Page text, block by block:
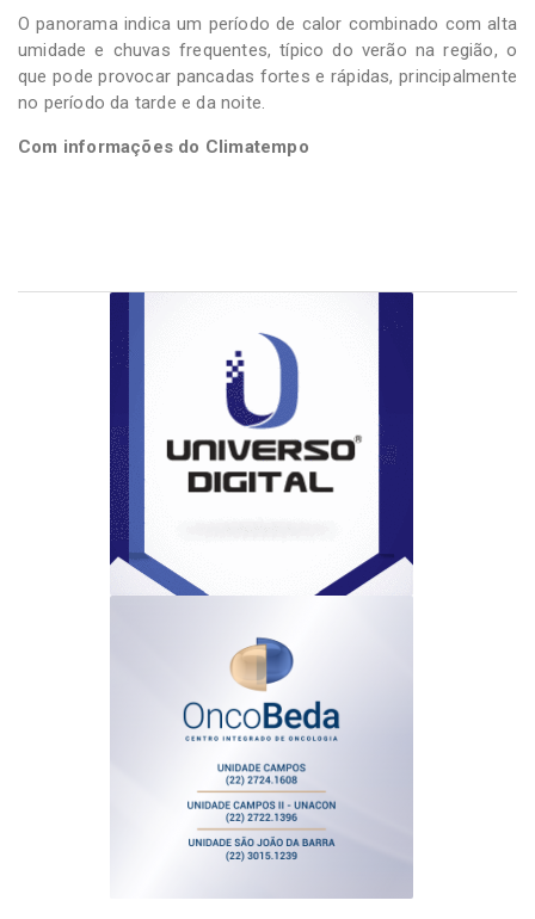
O panorama indica um período de calor combinado com alta
umidade e chuvas frequentes, típico do verão na região, o
que pode provocar pancadas fortes e rápidas, principalmente
no período da tarde e da noite.
Com informações do Climatempo